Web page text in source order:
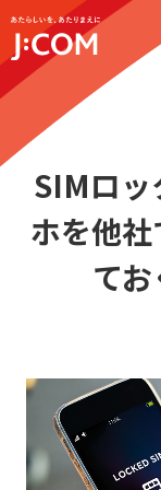
SIMロッ
ホを他
て